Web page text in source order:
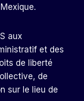
aux
et des
de liberté
de
sur le lieu de